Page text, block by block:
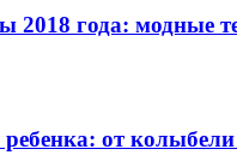
2018 года: модные
от